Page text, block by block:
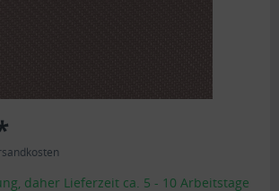
daher Lieferzeit ca. 5 - 10 Arbeitstage